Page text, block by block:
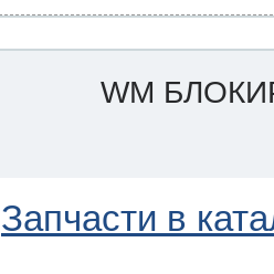
WM
Запчасти в